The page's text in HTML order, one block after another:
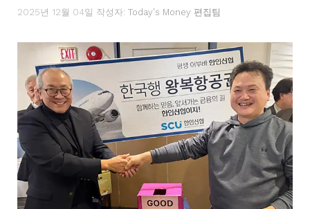
2025년 12월 04일 작성자: Today's Money 편집팀